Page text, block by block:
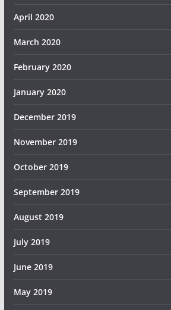
April 2020
March 2020
February 2020
January 2020
December 2019
November 2019
October 2019
September 2019
August 2019
July 2019
June 2019
May 2019